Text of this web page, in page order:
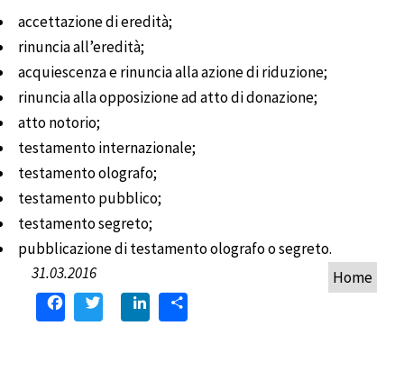
accettazione di eredità;
rinuncia all’eredità;
acquiescenza e rinuncia alla azione di riduzione;
rinuncia alla opposizione ad atto di donazione;
atto notorio;
testamento internazionale;
testamento olografo;
testamento pubblico;
testamento segreto;
pubblicazione di testamento olografo o segreto.
31.03.2016
Home
Facebook
TwitterLinkedIn